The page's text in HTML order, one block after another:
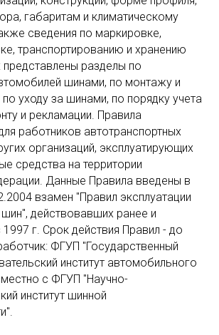
габаритам и климатическому
сведения по маркировке,
транспортированию и хранению
разделы по
шинами, по монтажу и
уходу за шинами, по порядку учета
и рекламации. Правила
работников автотранспортных
организаций, эксплуатирующих
средства на территории
Данные Правила введены в
взамен "Правил эксплуатации
действовавших ранее и
г. Срок действия Правил - до
ФГУП "Государственный
институт автомобильного
с ФГУП "Научно-
институт шинной